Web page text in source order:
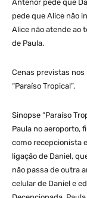
Antenor pede que
pede que Alice não
Alice não atende ao
de Paula.
Cenas previstas
“Paraíso Tropical”.
Sinopse “Paraíso
Paula no aeroporto,
como recepcionista
ligação de Daniel,
não passa de outra
celular de Daniel e